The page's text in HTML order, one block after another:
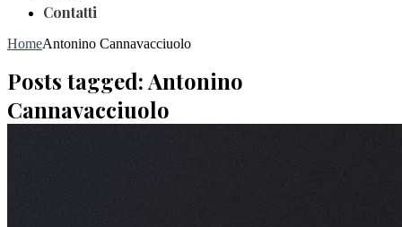
Contatti
HomeAntonino Cannavacciuolo
Posts tagged: Antonino
Cannavacciuolo